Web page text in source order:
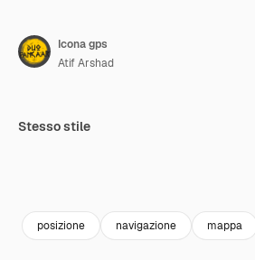
Icona gps
Atif Arshad
Stesso stile
posizione navigazione mappa